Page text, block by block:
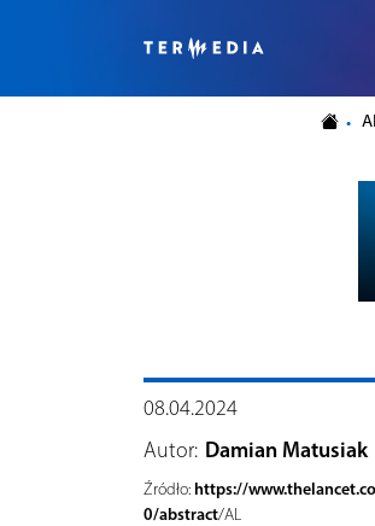
08.04.2024
Autor: Damian Matusiak
Źródło: https://
0/abstract/AL